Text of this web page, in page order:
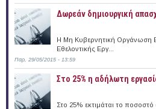
Δωρεάν δημιουργική
Η Μη Κυβερνητική Οργάνωση
Εθελοντικής Εργ...
Παρ, 29/05/2015 - 13:59
Στο 25% η αδήλωτη
Στο 25% εκτιμάται το